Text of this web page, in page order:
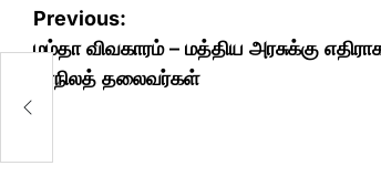
Post
navigation
Previous:
மம்தா விவகாரம் – மத்திய அரசுக்கு
மாநிலத் தலைவர்கள்